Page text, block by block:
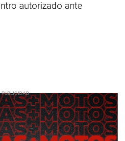
autorizado ante